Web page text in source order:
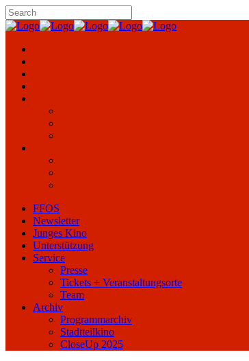
FFOS
Newsletter
Junges Kino
Unterstützung
Service
Presse
Tickets + Veranstaltungsorte
Team
Archiv
Programmarchiv
Stadtteilkino
CloseUp 2025